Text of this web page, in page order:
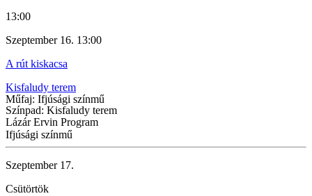
13:00
Szeptember 16. 13:00
A rút kiskacsa
Kisfaludy terem
Műfaj: Ifjúsági színmű
Színpad: Kisfaludy terem
Lázár Ervin Program
Ifjúsági színmű
Szeptember 17.
Csütörtök